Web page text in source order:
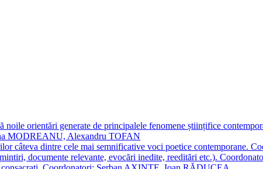
noile orientări generate de principalele fenomene științifice
MODREANU, Alexandru TOFAN
câteva dintre cele mai semnificative voci poetice contemporane.
documente relevante, evocări inedite, reeditări etc.).